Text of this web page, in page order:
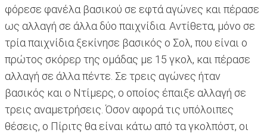
φόρεσε φανέλα βασικού σε εφτά αγώνες και πέρασε
ως αλλαγή σε άλλα δύο παιχνίδια. Αντίθετα, μόνο σε
τρία παιχνίδια ξεκίνησε βασικός ο Σολ, που είναι ο
πρώτος σκόρερ της ομάδας με 15 γκολ, και πέρασε
αλλαγή σε άλλα πέντε. Σε τρεις αγώνες ήταν
βασικός και ο Ντίμερς, ο οποίος έπαιξε αλλαγή σε
τρεις αναμετρήσεις. Όσον αφορά τις υπόλοιπες
θέσεις, ο Πίριτς θα είναι κάτω από τα γκολπόστ, οι